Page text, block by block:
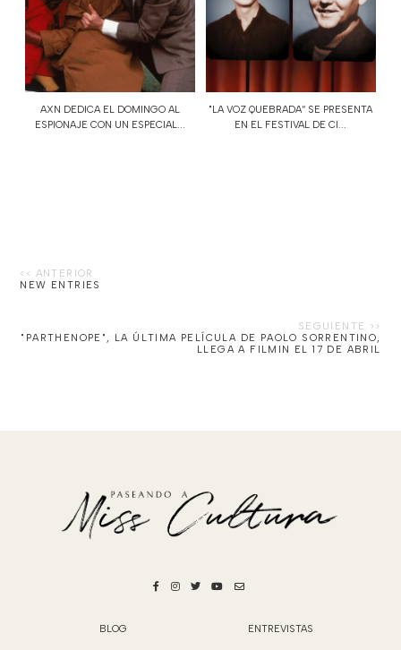
AXN DEDICA EL DOMINGO AL
ESPIONAJE CON UN ESPECIAL...
"LA VOZ QUEBRADA“ SE PRESENTA
EN EL FESTIVAL DE CI...
NEW ENTRIES
"PARTHENOPE", LA ÚLTIMA PELÍCULA DE PAOLO SORRENTINO,
LLEGA A FILMIN EL 17 DE ABRIL
BLOG ENTREVISTAS